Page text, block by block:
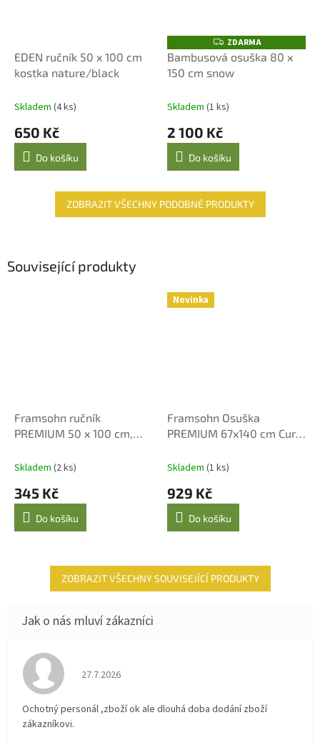
EDEN ručník 50 x 100 cm
kostka nature/black
Skladem (4 ks)
650 Kč
Do košíku
Z
D
A
R
ZDARMA
Bambusová osuška 80 x
150 cm snow
Skladem (1 ks)
2 100 Kč
Do košíku
ZOBRAZIT VŠECHNY PODOBNÉ PRODUKTY
Související produkty
Framsohn ručník
PREMIUM 50 x 100 cm,
Skladem (2 ks)
345 Kč
Do košíku
Novinka
Framsohn Osuška
PREMIUM 67x140 cm Curry
Skladem (1 ks)
929 Kč
Do košíku
ZOBRAZIT VŠECHNY SOUVISEJÍCÍ PRODUKTY
Hodnocení obchodu je 4 z 5 hvězdiček.
27.7.2026
Ochotný personál ,zboží ok ale dlouhá doba dodání zboží
zákazníkovi.